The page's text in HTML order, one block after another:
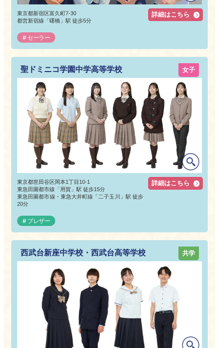
東京都新宿区富久町7-30
都営新宿線「曙橋」駅 徒歩5分
セーラー
詳細はこちら
聖ドミニコ学園中学高等学校
東京都世田谷区岡本1丁目10-1
東急田園都市線「用賀」駅 徒歩15分
東急田園都市線・東急大井町線「二子玉川」駅 徒歩
20分
ブレザー
女子
詳細はこちら
西武台新座中学校・西武台高等学校 共学